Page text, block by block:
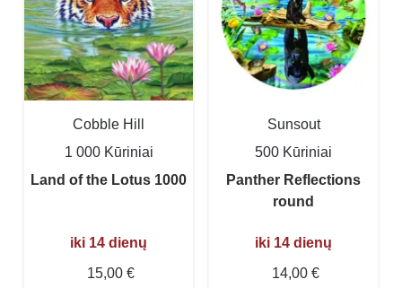
Cobble Hill
1 000 Kūriniai
Land of the Lotus 1000
iki 14 dienų
15,00 €
Sunsout
500 Kūriniai
Panther Reflections
round
iki 14 dienų
14,00 €